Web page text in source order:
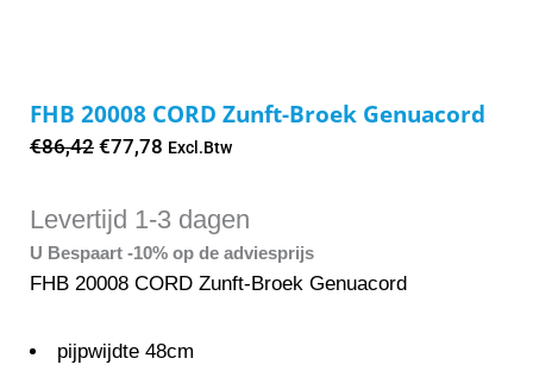
FHB 20008 CORD Zunft-Broek Genuacord
€86,42 Oorspronkelijke
was:
€86,42.
€77,78 Huidige
is:
€77,78.
Excl.Btw
Levertijd 1-3 dagen
U Bespaart -10% op de adviesprijs
FHB 20008 CORD Zunft-Broek Genuacord
pijpwijdte 48cm